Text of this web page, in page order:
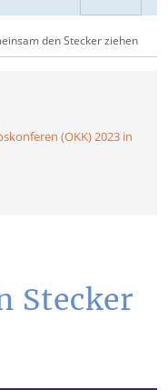
den Stecker ziehen
(OKK) 2023 in
Stecker